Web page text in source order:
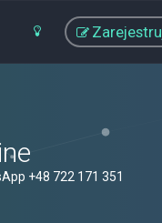
+48 722 171 351